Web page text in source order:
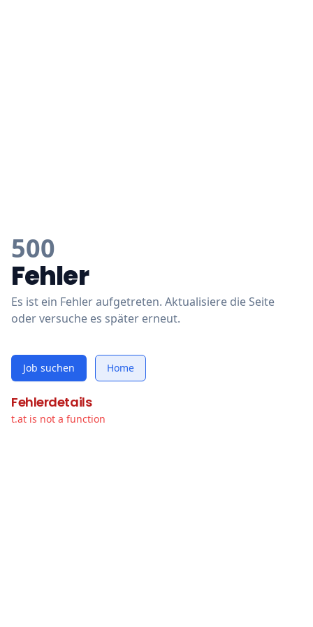
500
Fehler
Es ist ein Fehler aufgetreten. Aktualisiere die Seite
oder versuche es später erneut.
Job suchen Home
Fehlerdetails
t.at is not a function